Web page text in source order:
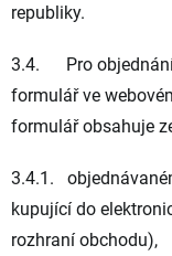
republiky.
3.4. Pro objednání
formulář ve
formulář obsahuje
3.4.1.
kupující do
rozhraní obchodu),